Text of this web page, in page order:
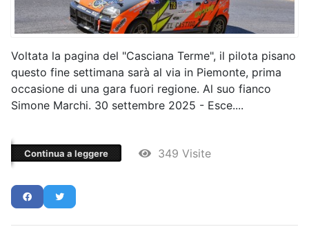
Voltata la pagina del "Casciana Terme", il pilota pisano
questo fine settimana sarà al via in Piemonte, prima
occasione di una gara fuori regione. Al suo fianco
Simone Marchi. 30 settembre 2025 - Esce....
Continua a leggere 349 Visite